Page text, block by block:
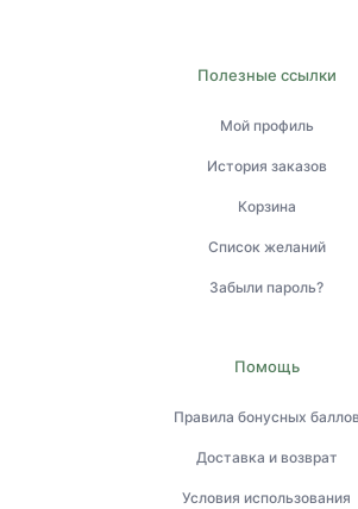
Полезные ссылки
Мой профиль
История заказов
Корзина
Список желаний
Забыли пароль?
Помощь
Правила бонусных баллов
Доставка и возврат
Условия использования